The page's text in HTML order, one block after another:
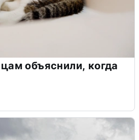
объяснили, когда